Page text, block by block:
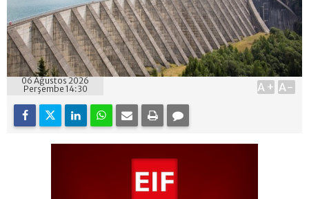
06 Ağustos 2026
Perşembe 14:30
A+ A-